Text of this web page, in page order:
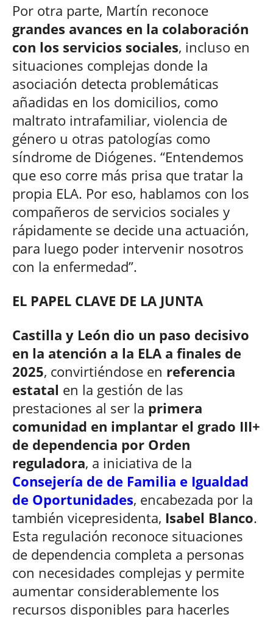
Por otra parte, Martín reconoce
grandes avances en la colaboración
con los servicios sociales, incluso en
situaciones complejas donde la
asociación detecta problemáticas
añadidas en los domicilios, como
maltrato intrafamiliar, violencia de
género u otras patologías como
síndrome de Diógenes. “Entendemos
que eso corre más prisa que tratar la
propia ELA. Por eso, hablamos con los
compañeros de servicios sociales y
rápidamente se decide una actuación,
para luego poder intervenir nosotros
con la enfermedad”.
EL PAPEL CLAVE DE LA JUNTA
Castilla y León dio un paso decisivo
en la atención a la ELA a finales de
2025, convirtiéndose en referencia
estatal en la gestión de las
prestaciones al ser la primera
comunidad en implantar el grado III+
de dependencia por Orden
reguladora, a iniciativa de la
Consejería de de Familia e Igualdad
de Oportunidades, encabezada por la
también vicepresidenta, Isabel Blanco.
Esta regulación reconoce situaciones
de dependencia completa a personas
con necesidades complejas y permite
aumentar considerablemente los
recursos disponibles para hacerles